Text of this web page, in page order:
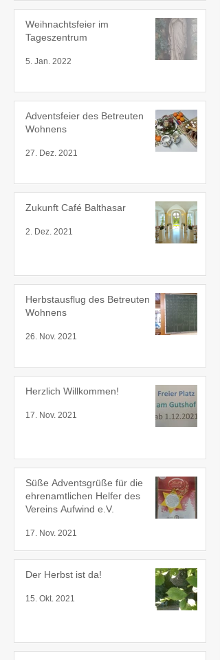
Weihnachtsfeier im
Tageszentrum
5. Jan. 2022
Adventsfeier des Betreuten
Wohnens
27. Dez. 2021
Zukunft Café Balthasar
2. Dez. 2021
Herbstausflug des Betreuten
Wohnens
26. Nov. 2021
Herzlich Willkommen!
17. Nov. 2021
Süße Adventsgrüße für die
ehrenamtlichen Helfer des
Vereins Aufwind e.V.
17. Nov. 2021
Der Herbst ist da!
15. Okt. 2021